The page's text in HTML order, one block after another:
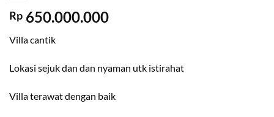
Rp 650.000.000
Villa cantik
Lokasi sejuk dan dan nyaman utk istirahat
Villa terawat dengan baik